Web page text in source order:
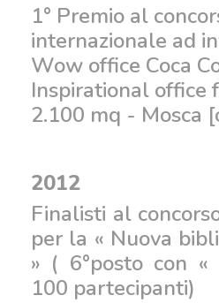
1° Premio al
internazionale ad
Wow office Coca
Inspirational office
2.100 mq - Mosca
2012
Finalisti al
per la « Nuova
» ( 6°posto con «
100 partecipanti)